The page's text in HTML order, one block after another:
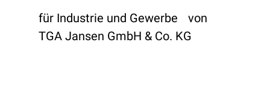
für Industrie und Gewerbe von
TGA Jansen GmbH & Co. KG